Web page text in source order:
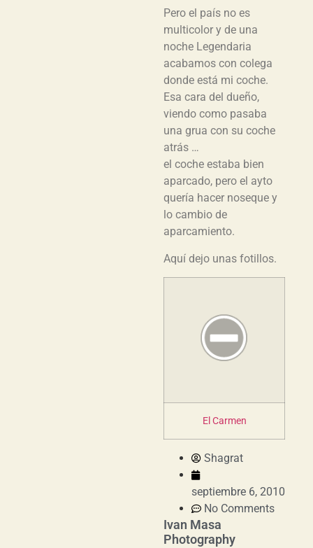
Pero el país no es
multicolor y de una
noche Legendaria
acabamos con colega
donde está mi coche.
Esa cara del dueño,
viendo como pasaba
una grua con su coche
atrás …
el coche estaba bien
aparcado, pero el ayto
quería hacer noseque y
lo cambio de
aparcamiento.
Aquí dejo unas fotillos.
El Carmen
Shagrat
septiembre 6, 2010
No Comments
Ivan Masa
Photography